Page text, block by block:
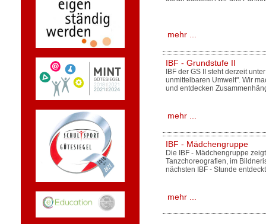
mehr ...
IBF - Grundstufe II
IBF der GS II steht derzeit
unmittelbaren Umwelt". Wir
und entdecken
mehr ...
IBF - Mädchengruppe
Die IBF - Mädchengruppe
Tanzchoreografien, im
nächsten IBF - Stunde
mehr ...